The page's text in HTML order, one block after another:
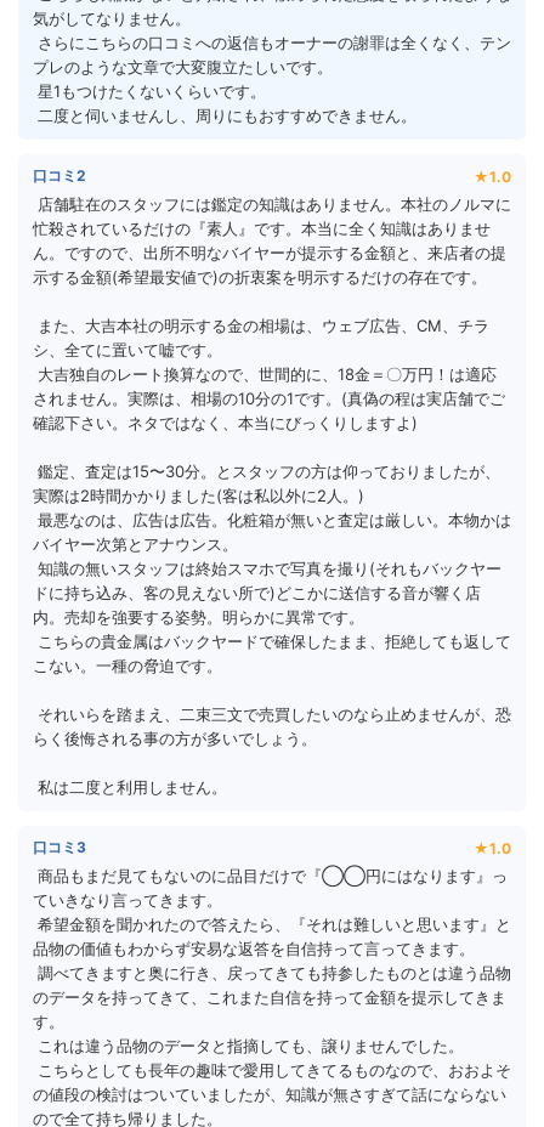
気がしてなりません。
プレのような文章で大変腹立たしいです。
星1もつけたくないくらいです。
二度と伺いませんし、周りにもおすすめできません。
口コミ2 ★1.0
忙殺されているだけの『素人』です。本当に全く知識はありませ
ん。ですので、出所不明なバイヤーが提示する金額と、来店者の提
示する金額(希望最安値で)の折衷案を明示するだけの存在です。
シ、全てに置いて嘘です。
されません。実際は、相場の10分の1です。(真偽の程は実店舗でご
確認下さい。ネタではなく、本当にびっくりしますよ)
実際は2時間かかりました(客は私以外に2人。)
バイヤー次第とアナウンス。
ドに持ち込み、客の見えない所で)どこかに送信する音が響く店
内。売却を強要する姿勢。明らかに異常です。
こない。一種の脅迫です。
らく後悔される事の方が多いでしょう。
私は二度と利用しません。
口コミ3 ★1.0
ていきなり言ってきます。
品物の価値もわからず安易な返答を自信持って言ってきます。
のデータを持ってきて、これまた自信を持って金額を提示してきま
す。
これは違う品物のデータと指摘しても、譲りませんでした。
の値段の検討はついていましたが、知識が無さすぎて話にならない
ので全て持ち帰りました。